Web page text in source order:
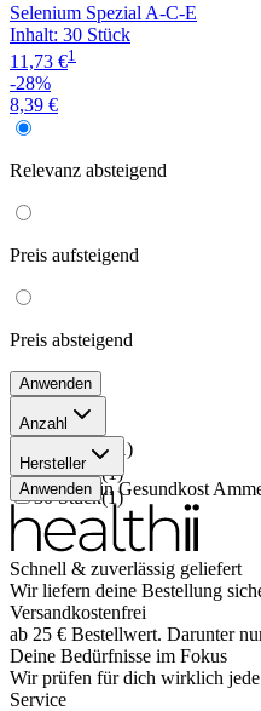
Selenium Spezial A-C-E
Inhalt: 30 Stück
11,73 €1
-28%
8,39 €
Relevanz absteigend
Preis aufsteigend
Preis absteigend
Anwenden
Anzahl
180 Stück
)
90 Stück(1)
30 Stück(1)
Hersteller
Stroschein Gesundkost
Anwenden
Schnell & zuverlässig geliefert
Wir liefern deine Bestellung
Versandkostenfrei
ab 25 € Bestellwert. Darunter
Deine Bedürfnisse im Fokus
Wir prüfen für dich wirklich jede
Service